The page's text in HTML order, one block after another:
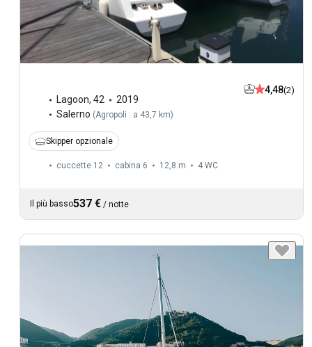
Lagoon, 42
2019
Salerno (Agropoli : a 43,7 km)
4,48(2)
Skipper opzionale
cuccette 12 cabina 6 12,8 m 4 WC
Il più basso537 € / notte